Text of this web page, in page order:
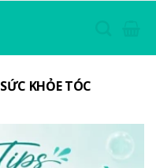
SỨC KHỎE TÓC